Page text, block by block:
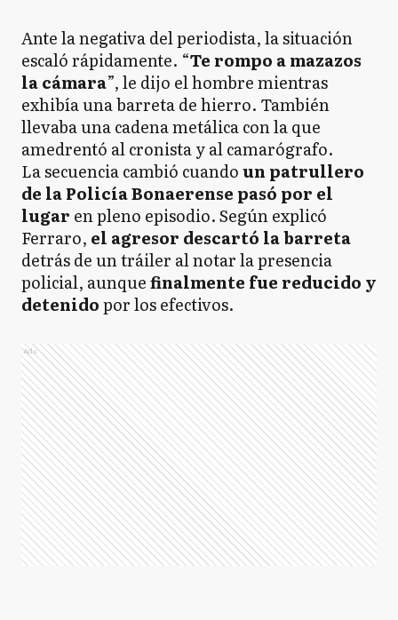
Ante la negativa del periodista, la situación
escaló rápidamente. “Te rompo a mazazos
la cámara”, le dijo el hombre mientras
exhibía una barreta de hierro. También
llevaba una cadena metálica con la que
amedrentó al cronista y al camarógrafo.
La secuencia cambió cuandoun patrullero
de la Policía Bonaerense pasó por el
lugar en pleno episodio. Según explicó
Ferraro, el agresor descartó la barreta
detrás de un tráiler al notar la presencia
policial, aunquefinalmente fue reducido y
detenidopor los efectivos.
Ads